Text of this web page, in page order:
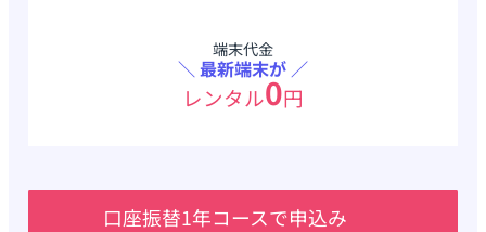
端末代金
＼ 最新端末が ／
レンタル0円
口座振替1年コースで申込み